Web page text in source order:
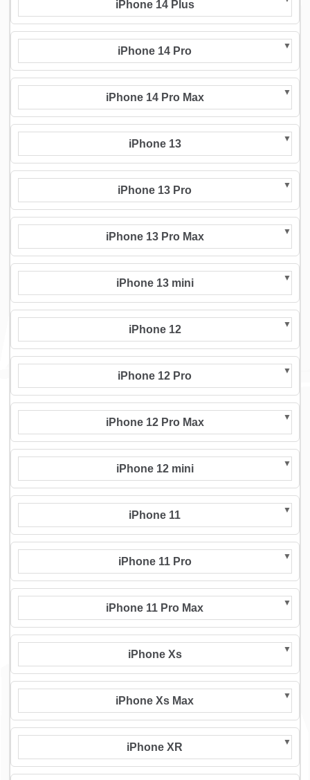
iPhone 14 Plus
iPhone 14 Pro
iPhone 14 Pro Max
iPhone 13
iPhone 13 Pro
iPhone 13 Pro Max
iPhone 13 mini
iPhone 12
iPhone 12 Pro
iPhone 12 Pro Max
iPhone 12 mini
iPhone 11
iPhone 11 Pro
iPhone 11 Pro Max
iPhone Xs
iPhone Xs Max
iPhone XR